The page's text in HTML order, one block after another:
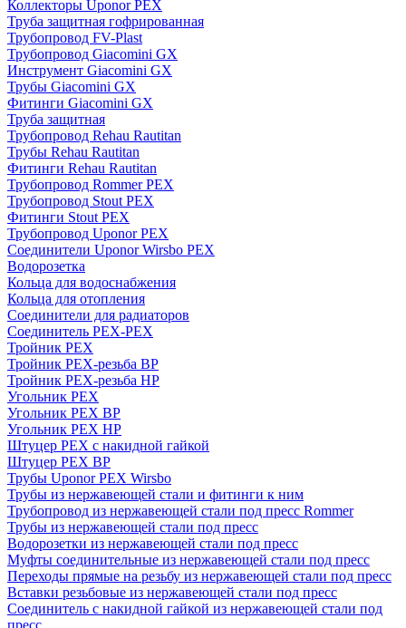
Коллекторы Uponor PEX
Труба защитная гофрированная
Трубопровод FV-Plast
Трубопровод Giacomini GX
Инструмент Giacomini GX
Трубы Giacomini GX
Фитинги Giacomini GX
Труба защитная
Трубопровод Rehau Rautitan
Трубы Rehau Rautitan
Фитинги Rehau Rautitan
Трубопровод Rommer PEX
Трубопровод Stout PEX
Фитинги Stout PEX
Трубопровод Uponor PEX
Соединители Uponor Wirsbo PEX
Водорозетка
Кольца для водоснабжения
Кольца для отопления
Соединители для радиаторов
Соединитель PEX-PEX
Тройник PEX
Тройник PEX-резьба ВР
Тройник PEX-резьба НР
Угольник PEX
Угольник PEX ВР
Угольник PEX НР
Штуцер PEX c накидной гайкой
Штуцер PEX ВР
Трубы Uponor PEX Wirsbo
Трубы из нержавеющей стали и фитинги к ним
Трубопровод из нержавеющей стали под пресс Rommer
Трубы из нержавеющей стали под пресс
Водорозетки из нержавеющей стали под пресс
Муфты соединительные из нержавеющей стали под пресс
Переходы прямые на резьбу из нержавеющей стали под пресс
Вставки резьбовые из нержавеющей стали под пресс
Соединитель с накидной гайкой из нержавеющей стали под
пресс